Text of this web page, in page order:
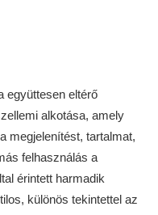
együttesen eltérő
alkotása, amely
megjelenítést, tartalmat,
felhasználás a
érintett harmadik
különös tekintettel az